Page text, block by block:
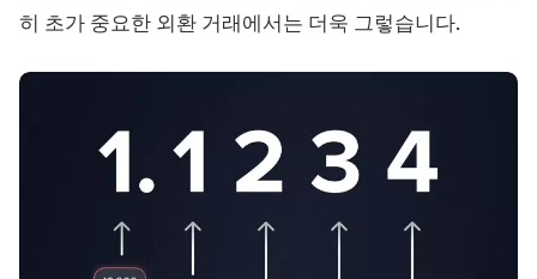
히 초가 중요한 외환 거래에서는 더욱 그렇습니다.